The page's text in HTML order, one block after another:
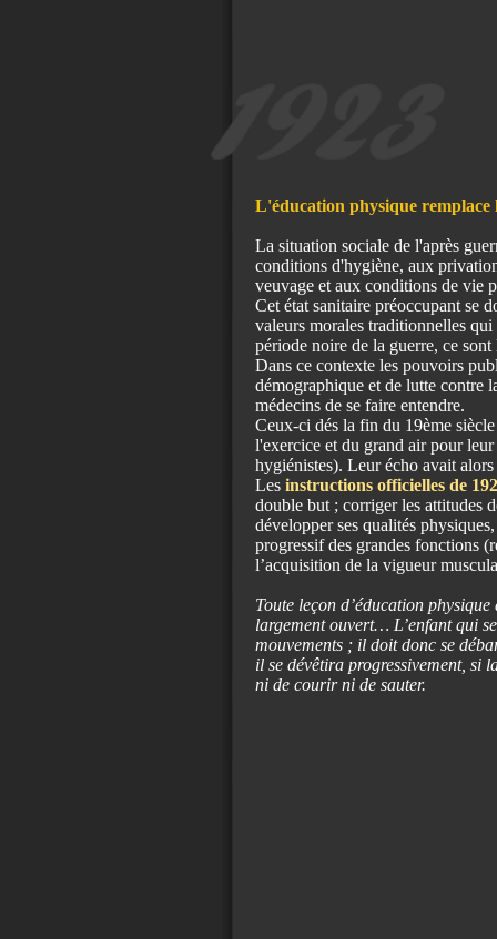
L'éducation physique remplace
La situation sociale de l'après
conditions d'hygiène, aux
veuvage et aux conditions de vie
Cet état sanitaire préoccupant se
valeurs morales traditionnelles
période noire de la guerre, ce
Dans ce contexte les pouvoirs
démographique et de lutte contre
médecins de se faire entendre.
Ceux-ci dés la fin du 19ème
l'exercice et du grand air pour
hygiénistes). Leur écho avait
Les instructions officielles de
double but ; corriger les attitudes
développer ses qualités
progressif des grandes fonctions
l’acquisition de la vigueur
Toute leçon d’éducation
largement ouvert… L’enfant qui
mouvements ; il doit donc se
il se dévêtira progressivement, si
ni de courir ni de sauter.